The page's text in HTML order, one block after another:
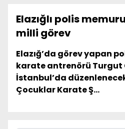
Elazığlı polis
milli görev
Elazığ’da görev yapan
karate antrenörü Turgut
İstanbul’da
Çocuklar Karate Ş...